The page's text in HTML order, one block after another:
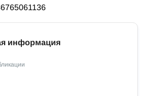
информация